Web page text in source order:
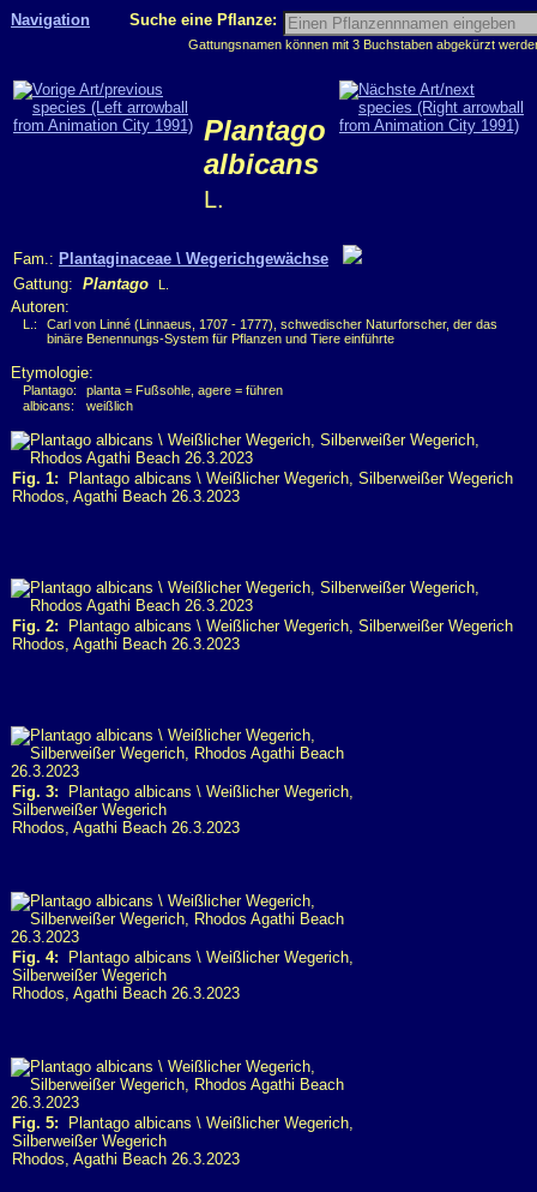
Navigation Suche eine Pflanze:
Gattungsnamen können mit 3 Buchstaben abgekürzt
Plantago
albicans
L.
Fam.: Plantaginaceae \ Wegerichgewächse
Gattung: Plantago L.
Autoren:
L.:
Carl von Linné (Linnaeus, 1707 - 1777), schwedischer Naturforscher, der das
binäre Benennungs-System für Pflanzen und Tiere einführte
Etymologie:
Plantago:
planta = Fußsohle, agere = führen
albicans:
weißlich
Fig. 1: Plantago albicans \ Weißlicher Wegerich, Silberweißer Wegerich
Rhodos, Agathi Beach 26.3.2023
Fig. 2: Plantago albicans \ Weißlicher Wegerich, Silberweißer Wegerich
Rhodos, Agathi Beach 26.3.2023
Fig. 3: Plantago albicans \ Weißlicher Wegerich,
Silberweißer Wegerich
Rhodos, Agathi Beach 26.3.2023
Fig. 4: Plantago albicans \ Weißlicher Wegerich,
Silberweißer Wegerich
Rhodos, Agathi Beach 26.3.2023
Fig. 5: Plantago albicans \ Weißlicher Wegerich,
Silberweißer Wegerich
Rhodos, Agathi Beach 26.3.2023